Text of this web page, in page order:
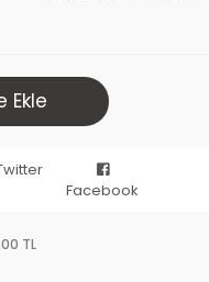
Ekle
Facebook
TL